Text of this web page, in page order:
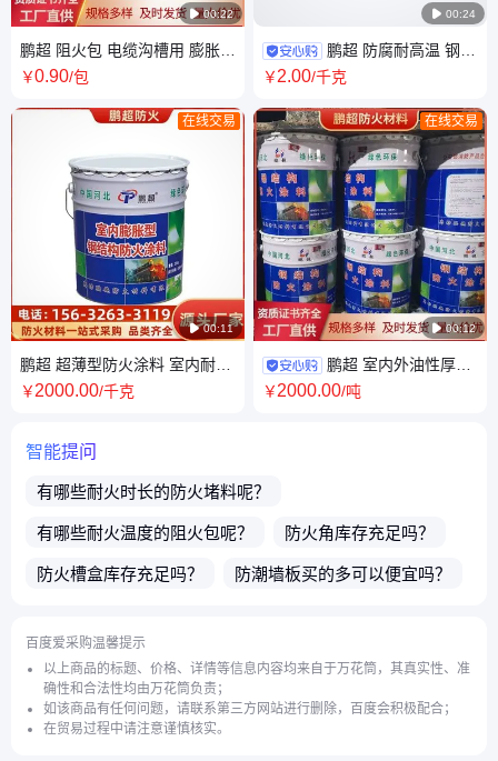
 00:22
鹏超 阻火包 电缆沟槽用 膨胀型
消防阻火枕 全国发货
￥0.90/包
 00:11
在线交易
鹏超 超薄型防火涂料 室内耐高
温防腐蚀 附着力强 不易脱落
￥2000.00/千克
 00:24
鹏超 防腐耐高温 钢结
构防火涂料 饰面型防火漆 全国
￥2.00/千克
 00:12
在线交易
鹏超 室内外油性厚型
防火涂料 环保耐酸碱 按时发货
￥2000.00/吨
智能提问
有哪些耐火时长的防火堵料呢？
有哪些耐火温度的阻火包呢？ 防火角库存充足吗？
防火槽盒库存充足吗？ 防潮墙板买的多可以便宜吗？
买了店铺商品之后售后有保障吗？
介绍下阻火模块的耐火时间？
百度爱采购温馨提示
以上商品的标题、价格、详情等信息内容均来自于万花筒，其真实性、准
确性和合法性均由万花筒负责；
如该商品有任何问题，请联系第三方网站进行删除，百度会积极配合；
在贸易过程中请注意谨慎核实。